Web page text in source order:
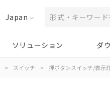
Japan
ソリューション ダ
> スイッチ > 押ボタンスイッチ/表示